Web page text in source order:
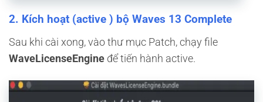
2. Kích hoạt (active ) bộ Waves 13 Complete
Sau khi cài xong, vào thư mục Patch, chạy file
WaveLicenseEngine để tiến hành active.